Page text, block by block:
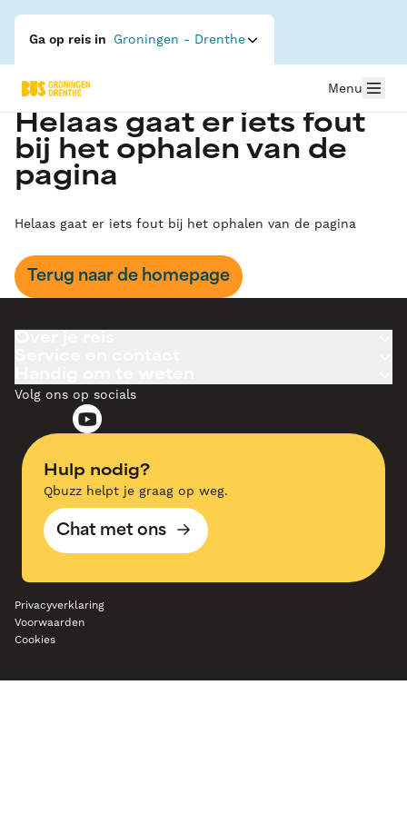
Ga op reis in Groningen - Drenthe
Menu
Helaas gaat er iets fout
bij het ophalen van de
pagina
Helaas gaat er iets fout bij het ophalen van de pagina
Terug naar de homepage
Volg ons op socials
Hulp nodig?
Qbuzz helpt je graag op weg.
Chat met ons
Privacyverklaring
Voorwaarden
Cookies